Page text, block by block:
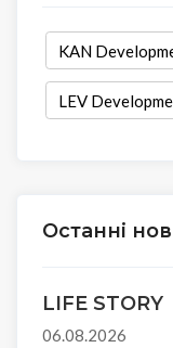
KAN
LEV
Останні
LIFE STORY
06.08.2026